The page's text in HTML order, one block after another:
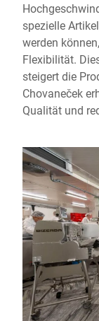
spezielle
werden
Flexibilität.
steigert die
Chovaneček
Qualität und